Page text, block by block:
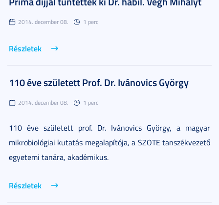
2014. december 08. 1 perc
Részletek
110 éve született Prof. Dr. Ivánovics György
2014. december 08. 1 perc
110 éve született prof. Dr. Ivánovics György, a magyar
mikrobiológiai kutatás megalapítója, a SZOTE tanszékvezető
egyetemi tanára, akadémikus.
Részletek